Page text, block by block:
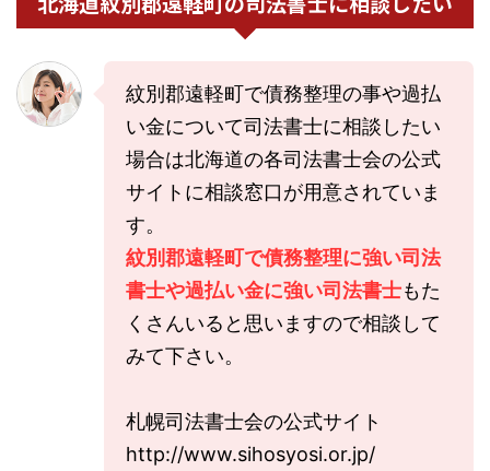
紋別郡遠軽町で債務整理の事や過払
い金について司法書士に相談したい
場合は北海道の各司法書士会の公式
サイトに相談窓口が用意されていま
す。
紋別郡遠軽町で債務整理に強い司法
書士や過払い金に強い司法書士もた
くさんいると思いますので相談して
みて下さい。
札幌司法書士会の公式サイト
http://www.sihosyosi.or.jp/